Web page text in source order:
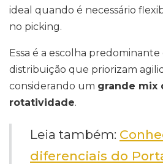
ideal quando é necessário
no picking.
Essa é a escolha
distribuição que priorizam
considerando um grande mix
rotatividade.
Leia também:
diferenciais do